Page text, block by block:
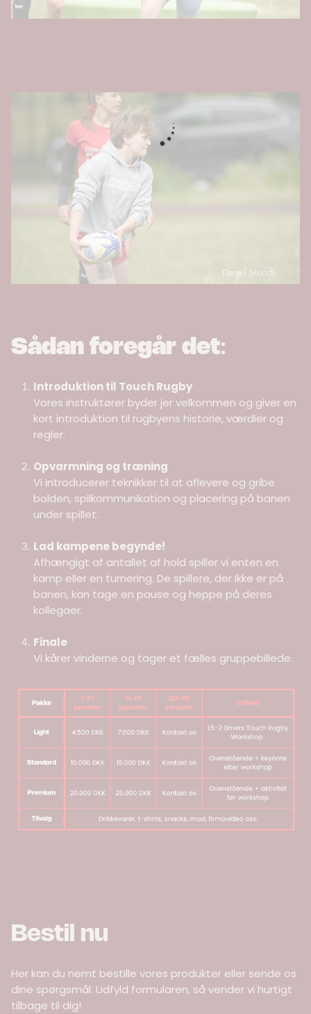
Sådan foregår det:
Introduktion til Touch Rugby
Vores instruktører byder jer velkommen og giver en
kort introduktion til rugbyens historie, værdier og
regler.
Opvarmning og træning
Vi introducerer teknikker til at aflevere og gribe
bolden, spilkommunikation og placering på banen
under spillet.
Lad kampene begynde!
Afhængigt af antallet af hold spiller vi enten en
kamp eller en turnering. De spillere, der ikke er på
banen, kan tage en pause og heppe på deres
kollegaer.
Finale
Vi kårer vinderne og tager et fælles gruppebillede.
Bestil nu
Her kan du nemt bestille vores produkter eller sende os
dine spørgsmål. Udfyld formularen, så vender vi hurtigt
tilbage til dig!